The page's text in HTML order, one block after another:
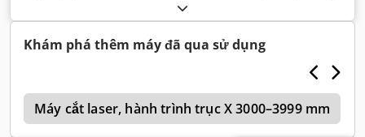
10.000 W
Khám phá thêm máy đã qua sử dụng
Máy cắt laser, hành trình trục X 3000–3999 mm